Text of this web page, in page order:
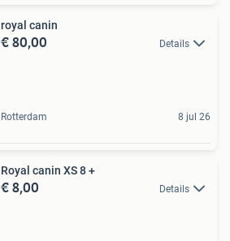
royal canin
€ 80,00 Details
Rotterdam 8 jul 26
Royal canin XS 8 +
€ 8,00 Details